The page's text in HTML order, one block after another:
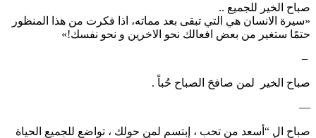
صباح الخير للجميع ..
‏«سيرة الانسان هي التي تبقى بعد مماته، اذا فكرت من هذا المنظور
حتمًا ستغير من بعض افعالك نحو الاخرين و نحو نفسك!»
‏⁧ –
صباح الخير ⁩ لمن صافحَ الصباح حُباً .
—
صباح ال “أسعد من تحب ، إبتسم لمن حولك ، تواضع للجميع الحياة